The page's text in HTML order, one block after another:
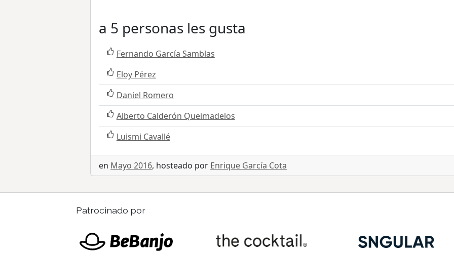
a 5 personas les gusta
Fernando García Samblas
Eloy Pérez
Daniel Romero
Alberto Calderón Queimadelos
Luismi Cavallé
en Mayo 2016, hosteado por Enrique García Cota
Patrocinado por